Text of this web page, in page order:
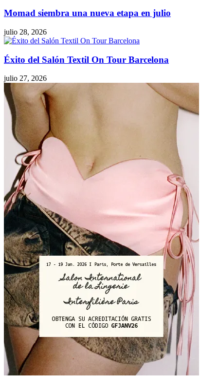
Momad siembra una nueva etapa en julio
julio 28, 2026
Éxito del Salón Textil On Tour Barcelona
julio 27, 2026